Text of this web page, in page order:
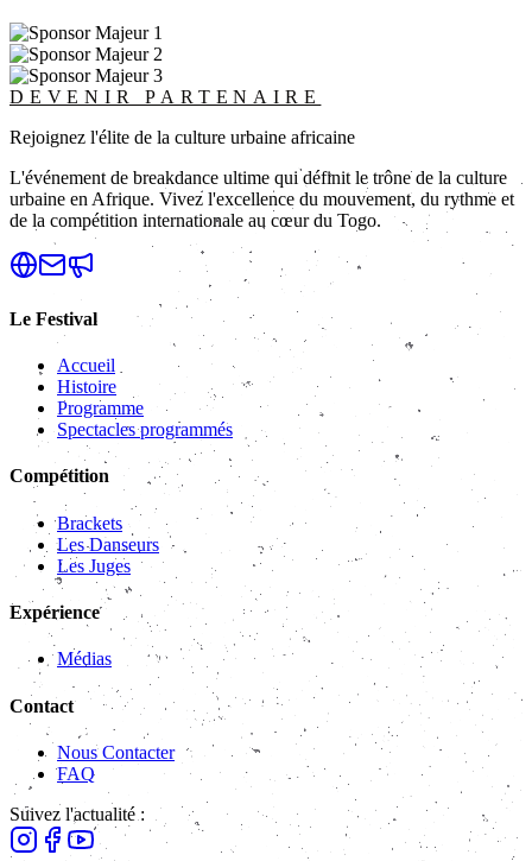
DEVENIR PARTENAIRE
Rejoignez l'élite de la culture urbaine africaine
L'événement de breakdance ultime qui définit le trône de la culture
urbaine en Afrique. Vivez l'excellence du mouvement, du rythme et
de la compétition internationale au cœur du Togo.
Le Festival
Accueil
Histoire
Programme
Spectacles programmés
Compétition
Brackets
Les Danseurs
Les Juges
Expérience
Médias
Contact
Nous Contacter
FAQ
Suivez l'actualité :